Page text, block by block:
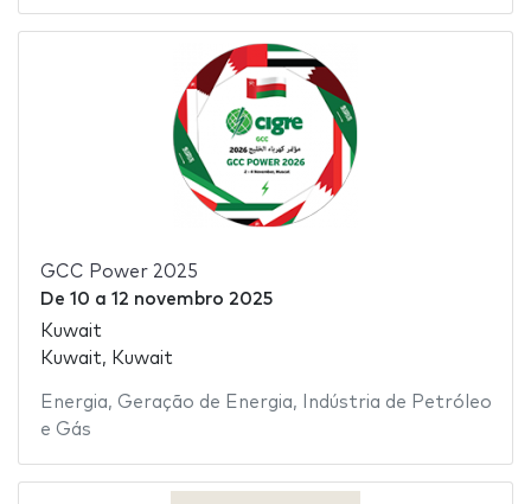
GCC Power 2025
De 10 a 12 novembro 2025
Kuwait
Kuwait, Kuwait
Energia, Geração de Energia,
Indústria de Petróleo
e Gás